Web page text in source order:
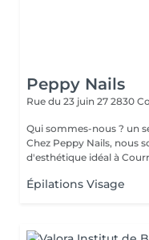
Peppy Nails
Rue du 23 juin 27 2830
Qui sommes-nous ? un seul lieu, toutes vos prestations beauté
Chez Peppy Nails, nous
d'esthétique idéal à
Épilations Visage